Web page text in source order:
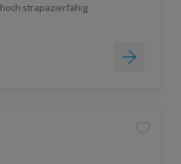
hoch strapazierfähig